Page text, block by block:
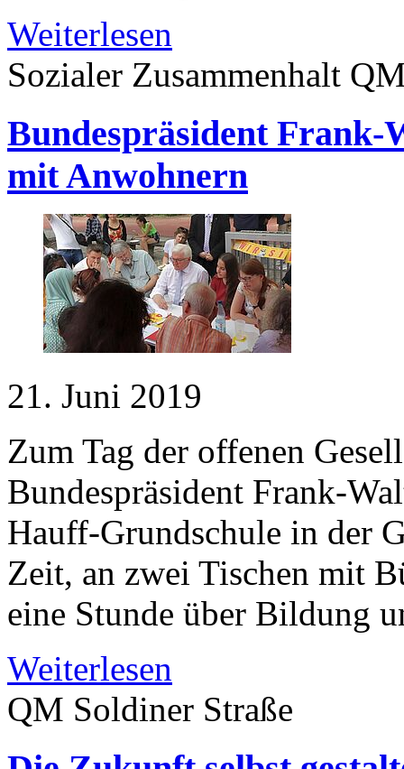
Weiterlesen
Sozialer Zusammenhalt
Bundespräsident Frank-
mit Anwohnern
21. Juni 2019
Zum Tag der offenen
Bundespräsident Frank-
Hauff-Grundschule in der
Zeit, an zwei Tischen mit
eine Stunde über Bildung
Weiterlesen
QM Soldiner Straße